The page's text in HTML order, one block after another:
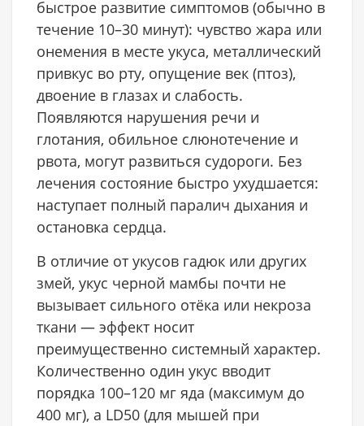
быстрое развитие симптомов (обычно в
течение 10–30 минут): чувство жара или
онемения в месте укуса, металлический
привкус во рту, опущение век (птоз),
двоение в глазах и слабость.
Появляются нарушения речи и
глотания, обильное слюнотечение и
рвота, могут развиться судороги. Без
лечения состояние быстро ухудшается:
наступает полный паралич дыхания и
остановка сердца.
В отличие от укусов гадюк или других
змей, укус черной мамбы почти не
вызывает сильного отёка или некроза
ткани — эффект носит
преимущественно системный характер.
Количественно один укус вводит
порядка 100–120 мг яда (максимум до
400 мг), а LD50 (для мышей при